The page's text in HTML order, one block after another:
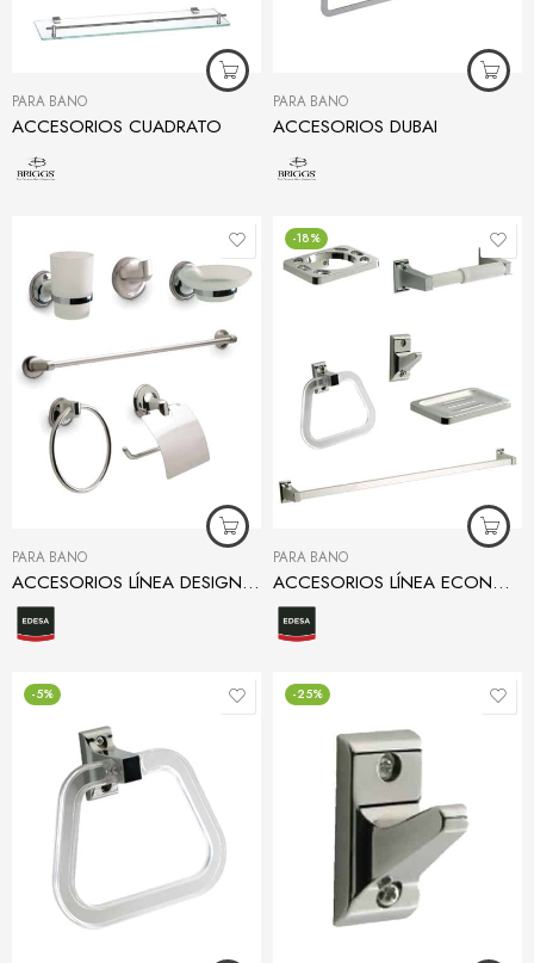
PARA BAÑO
ACCESORIOS CUADRATO
PARA BAÑO
ACCESORIOS DUBAI
PARA BAÑO
ACCESORIOS LÍNEA DESIGN CROMO
-18%
PARA BAÑO
ACCESORIOS LÍNEA ECONÓMICA
-5% -25%